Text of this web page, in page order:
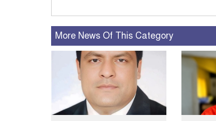
More News Of This Category